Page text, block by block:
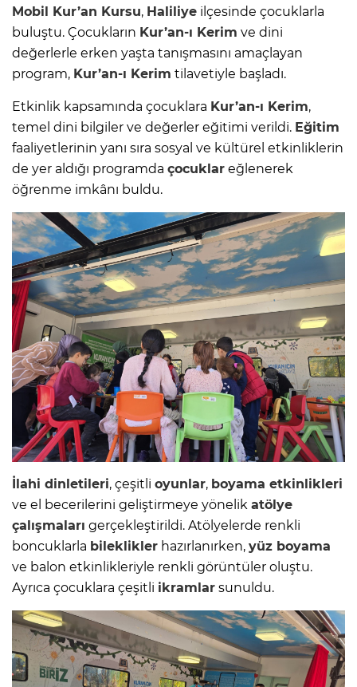
Mobil Kur’an Kursu, Haliliye ilçesinde çocuklarla
buluştu. Çocukların Kur’an-ı Kerim ve dini
değerlerle erken yaşta tanışmasını amaçlayan
program, Kur’an-ı Kerim tilavetiyle başladı.
Etkinlik kapsamında çocuklara Kur’an-ı Kerim,
temel dini bilgiler ve değerler eğitimi verildi. Eğitim
faaliyetlerinin yanı sıra sosyal ve kültürel etkinliklerin
de yer aldığı programda çocuklar eğlenerek
öğrenme imkânı buldu.
İlahi dinletileri, çeşitli oyunlar, boyama etkinlikleri
ve el becerilerini geliştirmeye yönelik atölye
çalışmaları gerçekleştirildi. Atölyelerde renkli
boncuklarla bileklikler hazırlanırken, yüz boyama
ve balon etkinlikleriyle renkli görüntüler oluştu.
Ayrıca çocuklara çeşitli ikramlar sunuldu.